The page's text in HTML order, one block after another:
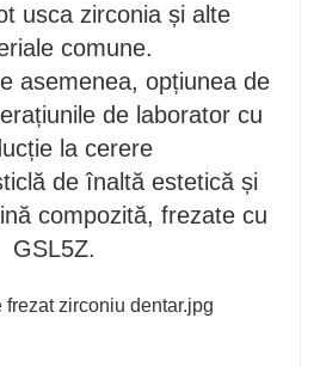
usca zirconia și alte
comune.
asemenea, opțiunea de
de laborator cu
la cerere
de înaltă estetică și
compozită, frezate cu
GSL5Z.